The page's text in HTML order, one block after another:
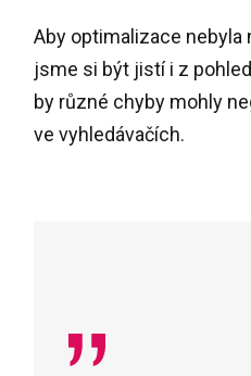
Aby optimalizace nebyla
jsme si být jistí i z
by různé chyby mohly
ve vyhledávačích.